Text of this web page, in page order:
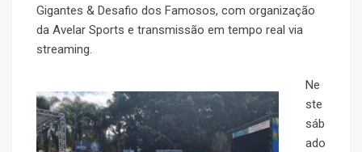
Gigantes & Desafio dos Famosos, com organização
da Avelar Sports e transmissão em tempo real via
streaming.
Ne
ste
sáb
ado